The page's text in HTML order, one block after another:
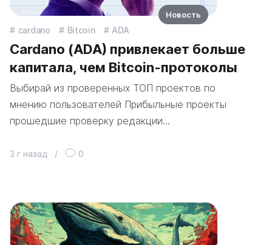
cardano Bitcoin ADA
Cardano (ADA) привлекает больше
капитала, чем Bitcoin-протоколы
Выбирай из проверенных ТОП проектов по
мнению пользователей Прибыльные проекты
прошедшие проверку редакции…
3 г назад / 0
Новость